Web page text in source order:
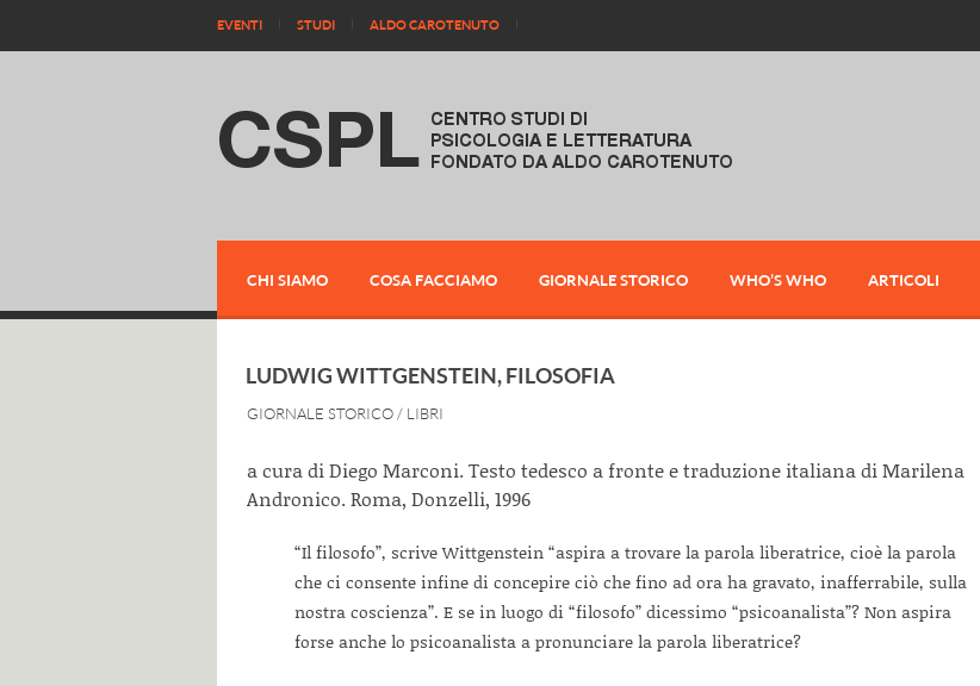
EVENTI STUDI ALDO CAROTENUTO
CHI SIAMO COSA FACCIAMO GIORNALE STORICO WHO’S WHO ARTICOLI
LUDWIG WITTGENSTEIN, FILOSOFIA
GIORNALE STORICO / LIBRI
a cura di Diego Marconi. Testo tedesco a fronte e traduzione italiana di Marilena
Andronico. Roma, Donzelli, 1996
“Il filosofo”, scrive Wittgenstein “aspira a trovare la parola liberatrice, cioè la parola
che ci consente infine di concepire ciò che fino ad ora ha gravato, inafferrabile, sulla
nostra coscienza”. E se in luogo di “filosofo” dicessimo “psicoanalista”? Non aspira
forse anche lo psicoanalista a pronunciare la parola liberatrice?